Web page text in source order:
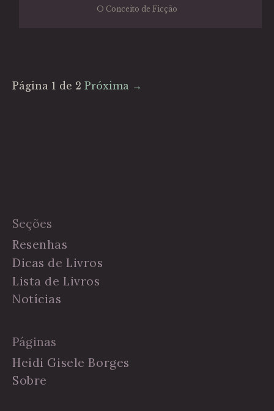
O Conceito de Ficção
Página 1 de 2 Próxima →
Seções
Resenhas
Dicas de Livros
Lista de Livros
Notícias
Páginas
Heidi Gisele Borges
Sobre